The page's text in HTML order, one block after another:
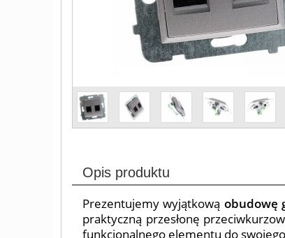
Opis produktu
Prezentujemy wyjątkową obudowę
praktyczną przesłonę
funkcjonalnego elementu do